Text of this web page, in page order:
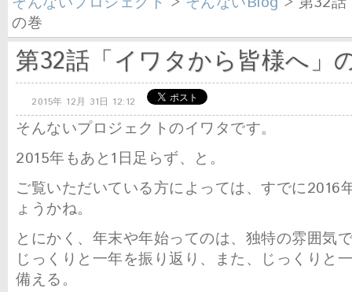
の巻
第32話「イワタから皆様へ」
2015年 12月 31日 12:12
そんないプロジェクトのイワタです。
2015年もあと1日足らず、と。
ご覧いただいている方によっては、すでに2016
ょうかね。
とにかく、年末や年始ってのは、独特の雰囲気
じっくりと一年を振り返り、また、じっくりと
備える。